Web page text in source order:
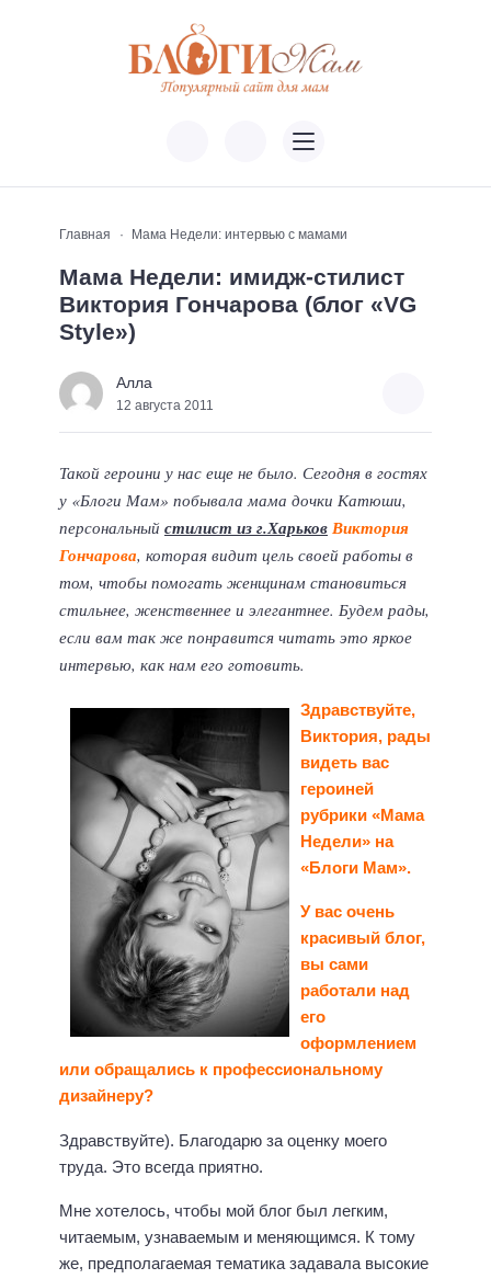
Главная Мама Недели: интервью с мамами
Мама Недели: имидж-стилист
Виктория Гончарова (блог «VG
Style»)
Алла
12 августа 2011
Такой героини у нас еще не было. Сегодня в гостях
у «Блоги Мам» побывала мама дочки Катюши,
персональный стилист из г.ХарьковВиктория
Гончарова, которая видит цель своей работы в
том, чтобы помогать женщинам становиться
стильнее, женственнее и элегантнее. Будем рады,
если вам так же понравится читать это яркое
интервью, как нам его готовить.
Здравствуйте,
Виктория, рады
видеть вас
героиней
рубрики «Мама
Недели» на
«Блоги Мам».
У вас очень
красивый блог,
вы сами
работали над
его
оформлением
или обращались к профессиональному
дизайнеру?
Здравствуйте). Благодарю за оценку моего
труда. Это всегда приятно.
Мне хотелось, чтобы мой блог был легким,
читаемым, узнаваемым и меняющимся. К тому
же, предполагаемая тематика задавала высокие